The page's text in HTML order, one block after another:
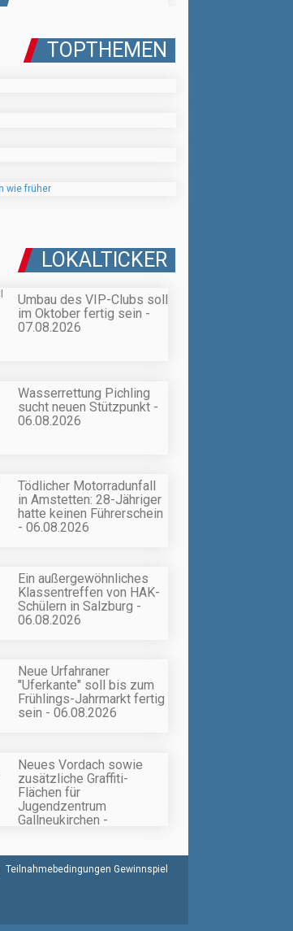
TOPTHEMEN
LOKALTICKER
Umbau des VIP-Clubs soll
im Oktober fertig sein -
07.08.2026
Wasserrettung Pichling
sucht neuen Stützpunkt -
06.08.2026
Tödlicher Motorradunfall
in Amstetten: 28-Jähriger
hatte keinen Führerschein
- 06.08.2026
Ein außergewöhnliches
Klassentreffen von HAK-
Schülern in Salzburg -
06.08.2026
Neue Urfahraner
"Uferkante" soll bis zum
Frühlings-Jahrmarkt fertig
sein - 06.08.2026
Neues Vordach sowie
zusätzliche Graffiti-
Flächen für
Jugendzentrum
Gallneukirchen -
Teilnahmebedingungen Gewinnspiel